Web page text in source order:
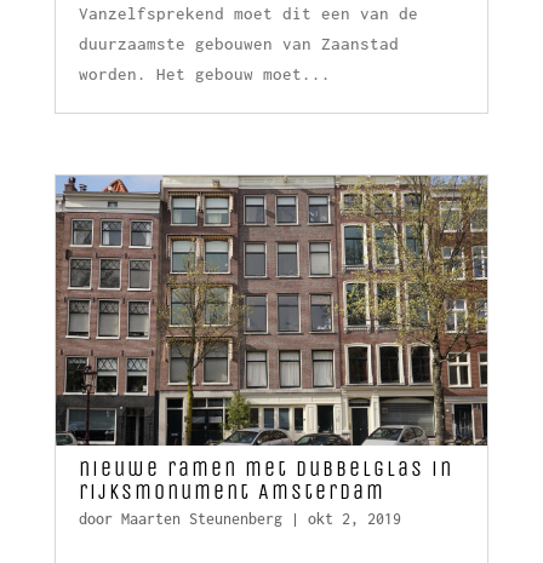
Vanzelfsprekend moet dit een van de
duurzaamste gebouwen van Zaanstad
worden. Het gebouw moet...
nieuwe ramen met dubbelglas in
rijksmonument Amsterdam
door Maarten Steunenberg| okt 2, 2019